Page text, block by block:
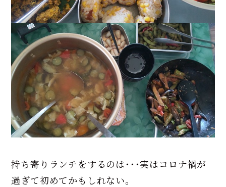
持ち寄りランチをするのは･･･実はコロナ禍が
過ぎて初めてかもしれない。